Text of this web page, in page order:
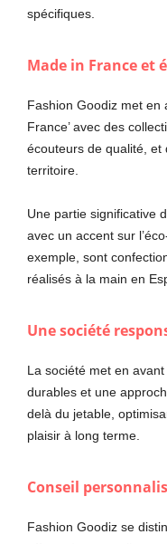
spécifiques.
Made in France et
Fashion Goodiz met en
France’ avec des
écouteurs de qualité, et
territoire.
Une partie significative
avec un accent sur
exemple, sont
réalisés à la main en
Une société
La société met en
durables et une
delà du jetable,
plaisir à long terme.
Conseil
Fashion Goodiz se